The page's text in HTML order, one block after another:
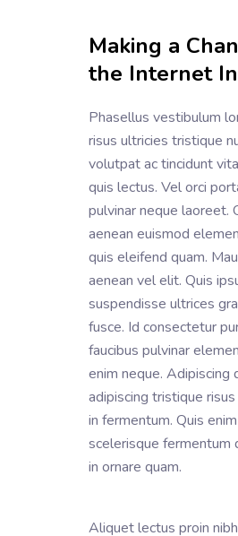
Making a
the Internet
Phasellus vestibulum
risus ultricies tristique
volutpat ac tincidunt
quis lectus. Vel orci
pulvinar neque laoreet.
aenean euismod
quis eleifend quam.
aenean vel elit. Quis
suspendisse ultrices
fusce. Id consectetur
faucibus pulvinar
enim neque. Adipiscing
adipiscing tristique
in fermentum. Quis
scelerisque fermentum
in ornare quam.
Aliquet lectus proin